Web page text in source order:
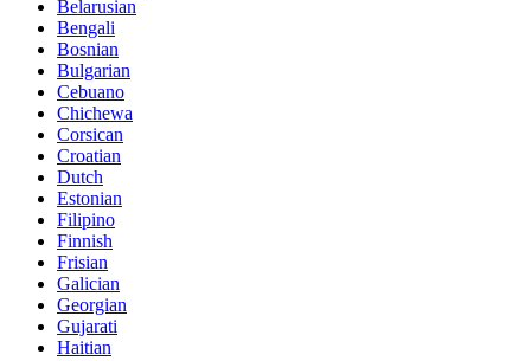
Belarusian
Bengali
Bosnian
Bulgarian
Cebuano
Chichewa
Corsican
Croatian
Dutch
Estonian
Filipino
Finnish
Frisian
Galician
Georgian
Gujarati
Haitian